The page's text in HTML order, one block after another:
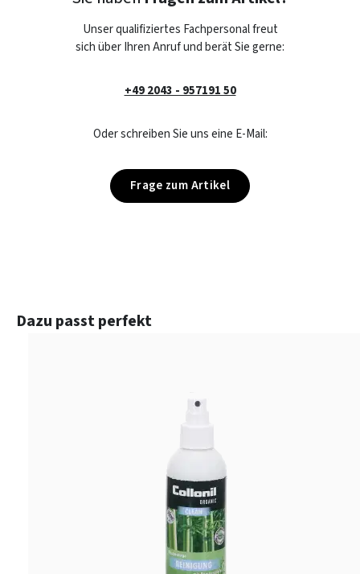
Unser qualifiziertes Fachpersonal freut
sich über Ihren Anruf und berät Sie gerne:
+49 2043 - 957191 50
Oder schreiben Sie uns eine E-Mail:
Frage zum Artikel
Produktgalerie überspringen
Dazu passt perfekt